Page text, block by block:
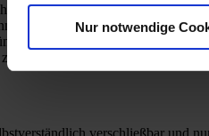
Nur notwendige
kurze Vertragsbindungen
Sie ab 1 Monat mieten
mit 14 Tagen zum Monatsende
klein, ziehen Sie einfach in eine
verschließbar und